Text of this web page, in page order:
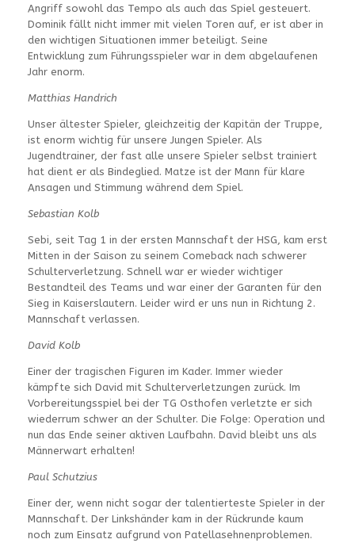
Angriff sowohl das Tempo als auch das Spiel gesteuert.
Dominik fällt nicht immer mit vielen Toren auf, er ist aber in
den wichtigen Situationen immer beteiligt. Seine
Entwicklung zum Führungsspieler war in dem abgelaufenen
Jahr enorm.
Matthias Handrich
Unser ältester Spieler, gleichzeitig der Kapitän der Truppe,
ist enorm wichtig für unsere Jungen Spieler. Als
Jugendtrainer, der fast alle unsere Spieler selbst trainiert
hat dient er als Bindeglied. Matze ist der Mann für klare
Ansagen und Stimmung während dem Spiel.
Sebastian Kolb
Sebi, seit Tag 1 in der ersten Mannschaft der HSG, kam erst
Mitten in der Saison zu seinem Comeback nach schwerer
Schulterverletzung. Schnell war er wieder wichtiger
Bestandteil des Teams und war einer der Garanten für den
Sieg in Kaiserslautern. Leider wird er uns nun in Richtung 2.
Mannschaft verlassen.
David Kolb
Einer der tragischen Figuren im Kader. Immer wieder
kämpfte sich David mit Schulterverletzungen zurück. Im
Vorbereitungsspiel bei der TG Osthofen verletzte er sich
wiederrum schwer an der Schulter. Die Folge: Operation und
nun das Ende seiner aktiven Laufbahn. David bleibt uns als
Männerwart erhalten!
Paul Schutzius
Einer der, wenn nicht sogar der talentierteste Spieler in der
Mannschaft. Der Linkshänder kam in der Rückrunde kaum
noch zum Einsatz aufgrund von Patellasehnenproblemen.